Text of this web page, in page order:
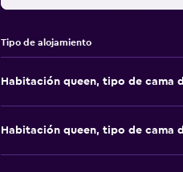
Tipo de alojamiento
Habitación queen, tipo de cama
Habitación queen, tipo de cama